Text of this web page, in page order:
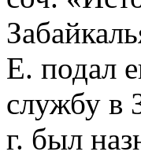
Е. подал
службу в
г. был